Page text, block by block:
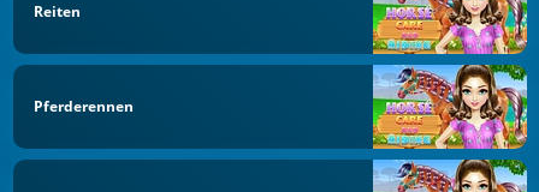
Reiten
Pferderennen